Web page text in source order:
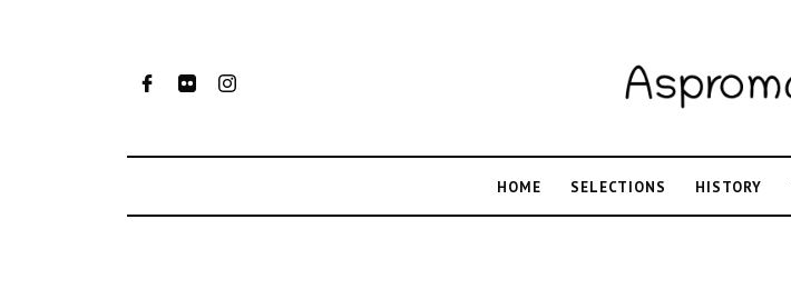
HOME SELECTIONS HISTORY